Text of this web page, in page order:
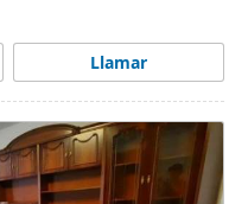
Llamar